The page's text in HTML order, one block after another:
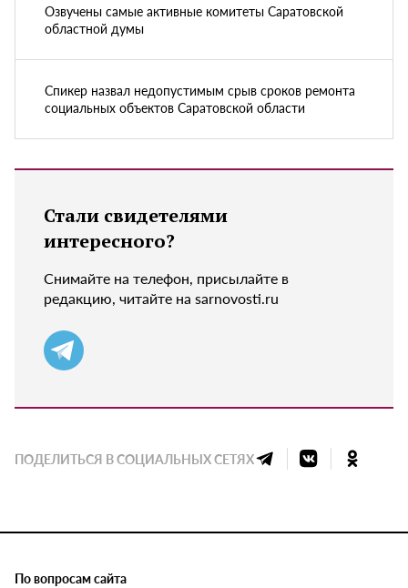
Озвучены самые активные комитеты Саратовской
областной думы
Спикер назвал недопустимым срыв сроков ремонта
социальных объектов Саратовской области
Стали свидетелями
интересного?
Снимайте на телефон, присылайте в
редакцию, читайте на sarnovosti.ru
ПОДЕЛИТЬСЯ В СОЦИАЛЬНЫХ СЕТЯХ
По вопросам сайта